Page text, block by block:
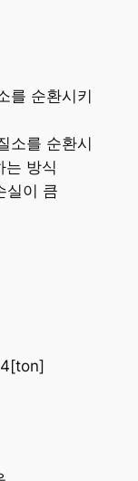
를 순환시키
소를 순환시
는 방식
실이 큼